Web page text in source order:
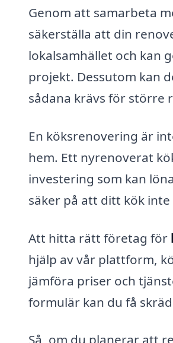
Genom att samarbeta
säkerställa att din
lokalsamhället och kan
projekt. Dessutom kan
sådana krävs för större
En köksrenovering är
hem. Ett nyrenoverat
investering som kan
säker på att ditt kök
Att hitta rätt företag för
hjälp av vår plattform,
jämföra priser och
formulär kan du få
Så, om du planerar att